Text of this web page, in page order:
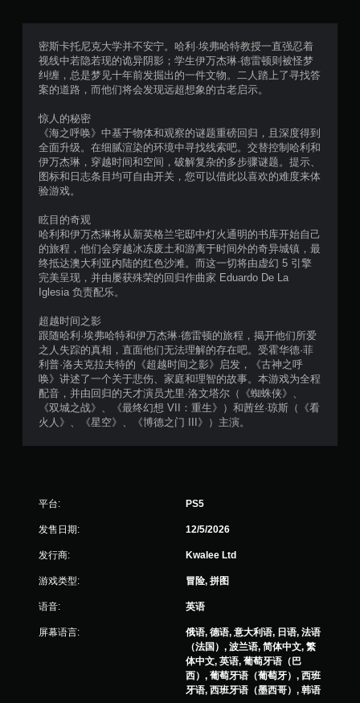
需
打
开
扳
自
适
应
阻
力
游
玩
游
戏
。
密斯卡托尼克大学并不安宁。哈利·埃弗哈特教授一直强忍着
视线中若隐若现的诡异阴影；学生伊万杰琳·德雷顿则被怪梦
纠缠，总是梦见十年前发掘出的一件文物。二人踏上了寻找答
案的道路，而他们将会发现远超想象的古老启示。
惊人的秘密
《海之呼唤》中基于物体和观察的谜题重磅回归，且深度得到
全面升级。在细腻渲染的环境中寻找线索吧。交替控制哈利和
伊万杰琳，穿越时间和空间，破解复杂的多步骤谜题。提示、
图标和日志条目均可自由开关，您可以借此以喜欢的难度来体
验游戏。
眩目的奇观
哈利和伊万杰琳将从新英格兰宅邸中灯火通明的书库开始自己
的旅程，他们会穿越冰冻废土和游离于时间外的奇异城镇，最
终抵达澳大利亚内陆的红色沙滩。而这一切将由虚幻 5 引擎
完美呈现，并由屡获殊荣的回归作曲家 Eduardo De La
Iglesia 负责配乐。
超越时间之影
跟随哈利·埃弗哈特和伊万杰琳·德雷顿的旅程，揭开他们所爱
之人失踪的真相，直面他们无法理解的存在吧。受霍华德·菲
利普·洛夫克拉夫特的《超越时间之影》启发，《古神之呼
唤》讲述了一个关于悲伤、家庭和理智的故事。本游戏为全程
配音，并由回归的天才演员尤里·洛文塔尔（《蜘蛛侠》、
《双城之战》、《最终幻想 VII：重生》）和茜丝·琼斯（《看
火人》、《星空》、《博德之门 III》）主演。
平台: PS5
发售日期: 12/5/2026
发行商: Kwalee Ltd
游戏类型: 冒险, 拼图
语音: 英语
屏幕语言:
俄语, 德语, 意大利语, 日语, 法语
（法国）, 波兰语, 简体中文, 繁
体中文, 英语, 葡萄牙语（巴
西）, 葡萄牙语（葡萄牙）, 西班
牙语, 西班牙语（墨西哥）, 韩语